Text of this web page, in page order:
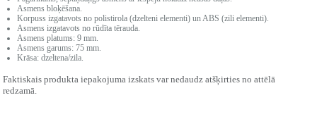
Asmens bloķēšana.
Korpuss izgatavots no polistirola (dzelteni elementi) un ABS (zili elementi).
Asmens izgatavots no rūdīta tērauda.
Asmens platums: 9 mm.
Asmens garums: 75 mm.
Krāsa: dzeltena/zila.
Faktiskais produkta iepakojuma izskats var nedaudz atšķirties no attēlā
redzamā.